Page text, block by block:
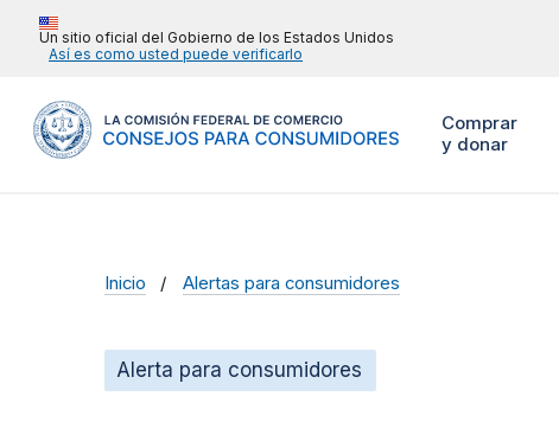
Un sitio oficial del Gobierno de los Estados Unidos
Así es como usted puede verificarlo
Comprar
y donar
Inicio Alertas para consumidores
Alerta para consumidores